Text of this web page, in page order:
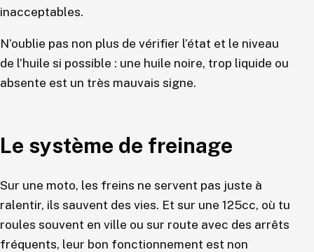
inacceptables.
N’oublie pas non plus de vérifier l’état et le niveau
de l’huile si possible : une huile noire, trop liquide ou
absente est un très mauvais signe.
Le système de freinage
Sur une moto, les freins ne servent pas juste à
ralentir, ils sauvent des vies. Et sur une 125cc, où tu
roules souvent en ville ou sur route avec des arrêts
fréquents, leur bon fonctionnement est non